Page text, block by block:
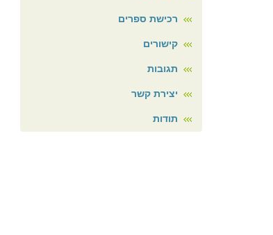
רכישת ספרים
קישורים
תגובות
יצירת קשר
תודות